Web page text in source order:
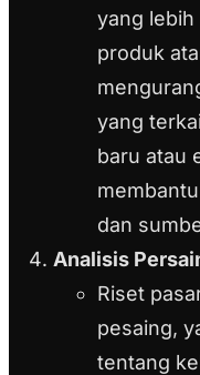
yang
produk
yang
baru atau
dan
Analisis
Riset
pesaing,
tentang